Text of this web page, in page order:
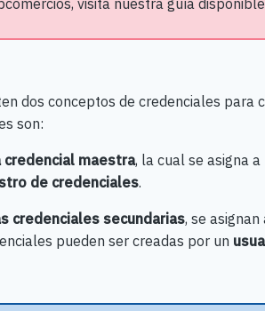
dos conceptos de credenciales para
son:
credencial maestra, la cual se asigna
de credenciales.
credenciales secundarias, se
pueden ser creadas por un